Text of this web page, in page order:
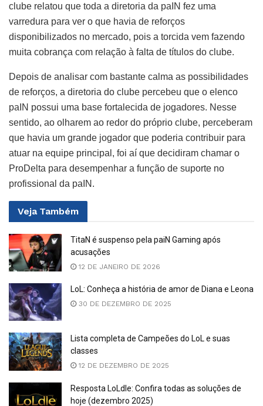
clube relatou que toda a diretoria da paIN fez uma
varredura para ver o que havia de reforços
disponibilizados no mercado, pois a torcida vem fazendo
muita cobrança com relação à falta de títulos do clube.
Depois de analisar com bastante calma as possibilidades
de reforços, a diretoria do clube percebeu que o elenco
paIN possui uma base fortalecida de jogadores. Nesse
sentido, ao olharem ao redor do próprio clube, perceberam
que havia um grande jogador que poderia contribuir para
atuar na equipe principal, foi aí que decidiram chamar o
ProDelta para desempenhar a função de suporte no
profissional da paIN.
Veja Também
TitaN é suspenso pela paiN Gaming após
acusações
12 DE JANEIRO DE 2026
LoL: Conheça a história de amor de Diana e Leona
30 DE DEZEMBRO DE 2025
Lista completa de Campeões do LoL e suas
classes
12 DE DEZEMBRO DE 2025
Resposta LoLdle: Confira todas as soluções de
hoje (dezembro 2025)